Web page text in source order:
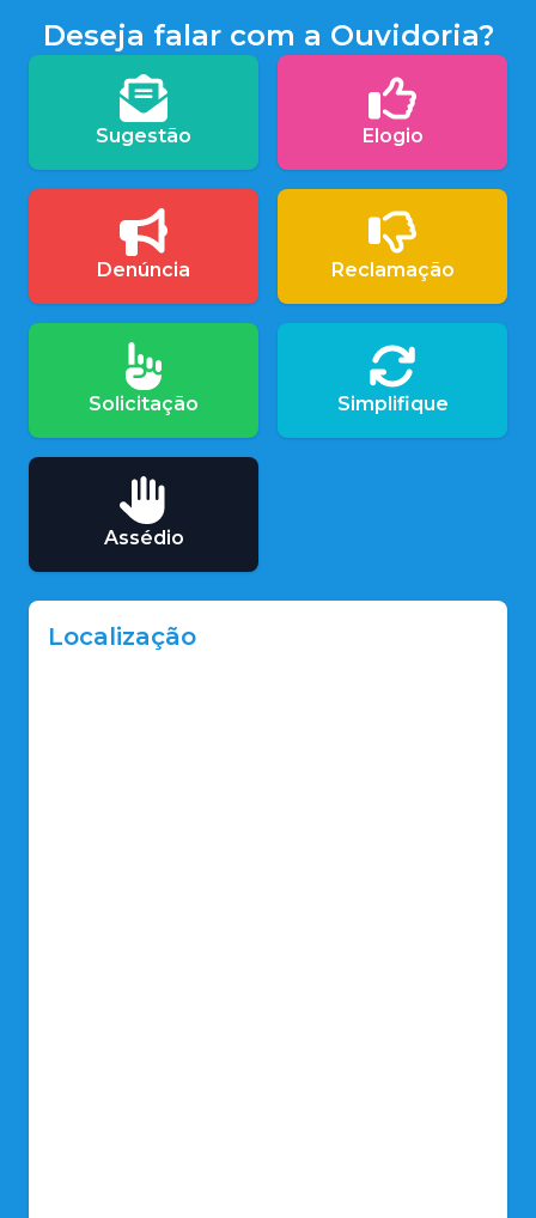
Deseja falar com a Ouvidoria?
Sugestão Elogio
Denúncia Reclamação
Solicitação Simplifique
Assédio
Localização